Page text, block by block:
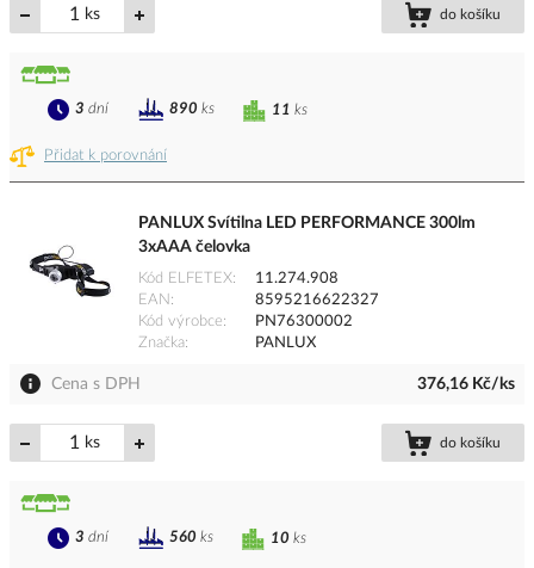
ks do košíku
Přidat k porovnání
11 ks
3 dní 890 ks
PANLUX Svítilna LED PERFORMANCE 300lm
3xAAA čelovka
Kód ELFETEX
11.274.908
EAN
8595216622327
Kód výrobce
PN76300002
Značka
PANLUX
Cena s DPH 376,16 Kč/ks
ks do košíku
10 ks
3 dní 560 ks